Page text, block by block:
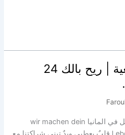
مسؤوليتنا المجتمعية | ريح بالك 24
تواصل معنا نجعل حياتك أسهل في المانيا wir machen dein